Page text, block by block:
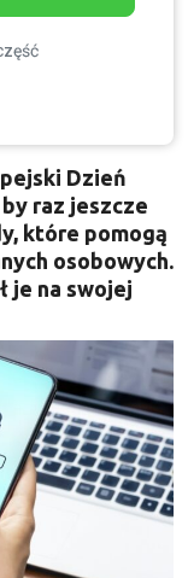
Dzień
raz jeszcze
które pomogą
osobowych.
je na swojej